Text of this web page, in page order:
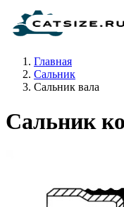
Главная
Сальник
Сальник вала
Сальник